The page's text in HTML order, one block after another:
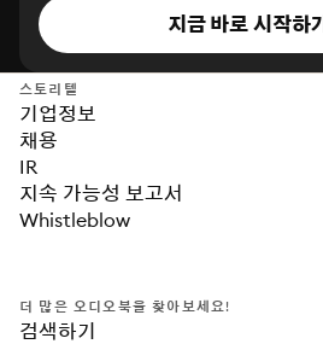
지금 바로 시작하기
스토리텔
기업정보
채용
IR
지속 가능성 보고서
Whistleblow
더 많은 오디오북을 찾아보세요!
검색하기